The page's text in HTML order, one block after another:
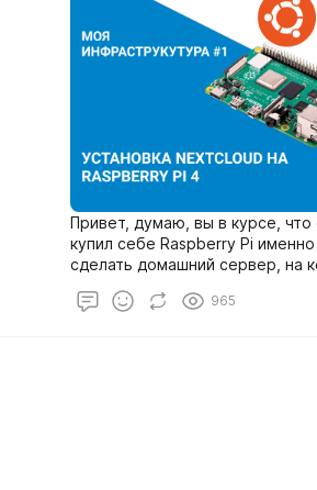
Привет, думаю, вы в курсе, что
купил себе Raspberry Pi
сделать домашний сервер, на
хоститься персональное
всегда хотелось иметь свою
965